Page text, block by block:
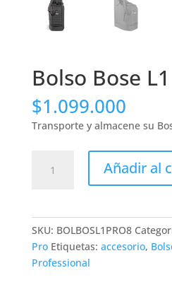
Bolso Bose
$1.099.000
Transporte y almacene su
Bose
Añadir al
SKU: BOLBOSL1PRO8
Pro Etiquetas: accesorio,
Professional